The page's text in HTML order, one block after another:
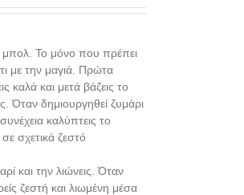
μπολ. Το μόνο που πρέπει
με την μαγιά. Πρώτα
καλά και μετά βάζεις το
Όταν δημιουργηθεί ζυμάρι
καλύπτεις το
σχετικά ζεστό
και την λιώνεις. Όταν
ζεστή και λιωμένη μέσα